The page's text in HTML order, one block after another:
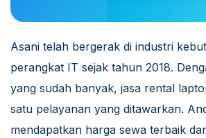
Asani telah bergerak di industri
perangkat IT sejak tahun 2018.
yang sudah banyak, jasa rental
satu pelayanan yang ditawarkan.
mendapatkan harga sewa terbaik